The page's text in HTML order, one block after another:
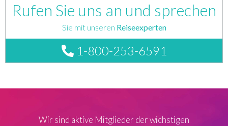
Rufen Sie uns an und sprechen
Sie mit unseren Reiseexperten
1-800-253-6591
Wir sind aktive Mitglieder der wichstigen